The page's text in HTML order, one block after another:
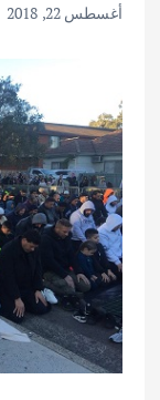
أغسطس 22, 2018